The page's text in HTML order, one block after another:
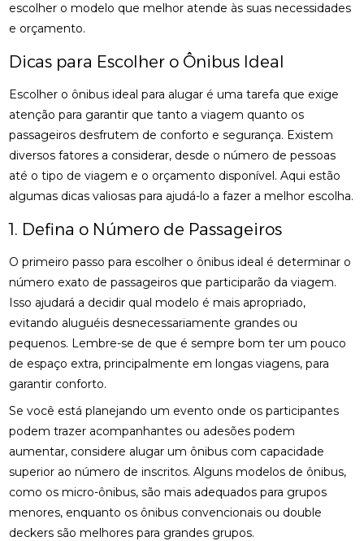
escolher o modelo que melhor atende às suas necessidades
e orçamento.
Dicas para Escolher o Ônibus Ideal
Escolher o ônibus ideal para alugar é uma tarefa que exige
atenção para garantir que tanto a viagem quanto os
passageiros desfrutem de conforto e segurança. Existem
diversos fatores a considerar, desde o número de pessoas
até o tipo de viagem e o orçamento disponível. Aqui estão
algumas dicas valiosas para ajudá-lo a fazer a melhor escolha.
1. Defina o Número de Passageiros
O primeiro passo para escolher o ônibus ideal é determinar o
número exato de passageiros que participarão da viagem.
Isso ajudará a decidir qual modelo é mais apropriado,
evitando aluguéis desnecessariamente grandes ou
pequenos. Lembre-se de que é sempre bom ter um pouco
de espaço extra, principalmente em longas viagens, para
garantir conforto.
Se você está planejando um evento onde os participantes
podem trazer acompanhantes ou adesões podem
aumentar, considere alugar um ônibus com capacidade
superior ao número de inscritos. Alguns modelos de ônibus,
como os micro-ônibus, são mais adequados para grupos
menores, enquanto os ônibus convencionais ou double
deckers são melhores para grandes grupos.